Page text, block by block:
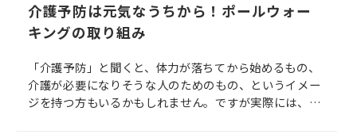
介護予防は元気なうちから！ポールウォー
キングの取り組み
「介護予防」と聞くと、体力が落ちてから始めるもの、
介護が必要になりそうな人のためのもの、というイメー
ジを持つ方もいるかもしれません。ですが実際には、介